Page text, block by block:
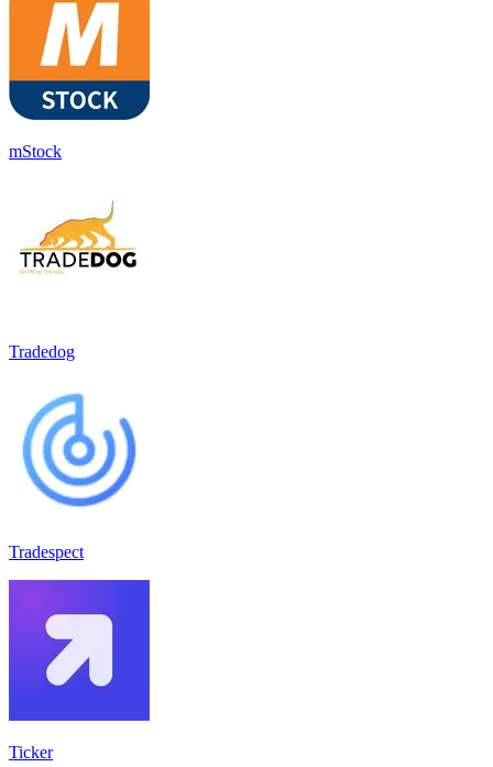
mStock
Tradedog
Tradespect
Ticker